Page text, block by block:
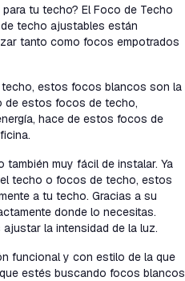
tu techo? El Foco de Techo
techo ajustables están
tanto como focos empotrados
estos focos blancos son la
de estos focos de techo,
hace de estos focos de
muy fácil de instalar. Ya
techo o focos de techo, estos
a tu techo. Gracias a su
donde lo necesitas.
ajustar la intensidad de la luz.
funcional y con estilo de la que
estés buscando focos blancos